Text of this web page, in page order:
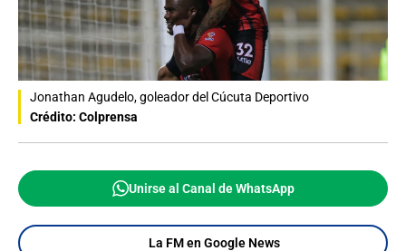
Jonathan Agudelo, goleador del Cúcuta Deportivo
Crédito: Colprensa
Unirse al Canal de WhatsApp
La FM en Google News